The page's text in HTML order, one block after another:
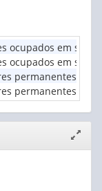
ocupados em
ocupados em
permanentes
permanentes
janela